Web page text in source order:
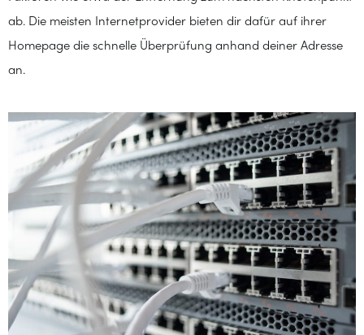
ab. Die meisten Internetprovider bieten dir dafür auf ihrer
Homepage die schnelle Überprüfung anhand deiner Adresse
an.